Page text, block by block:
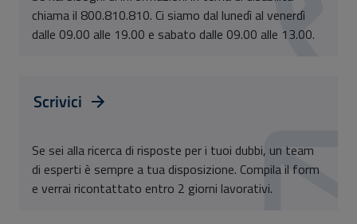
chiama il 800.810.810. Ci siamo dal lunedì al venerdì
dalle 09.00 alle 19.00 e sabato dalle 09.00 alle 13.00.
Scrivici
Se sei alla ricerca di risposte per i tuoi dubbi, un team
di esperti è sempre a tua disposizione. Compila il form
e verrai ricontattato entro 2 giorni lavorativi.